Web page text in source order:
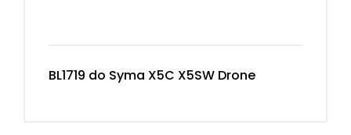
BL1719 do Syma X5C X5SW Drone